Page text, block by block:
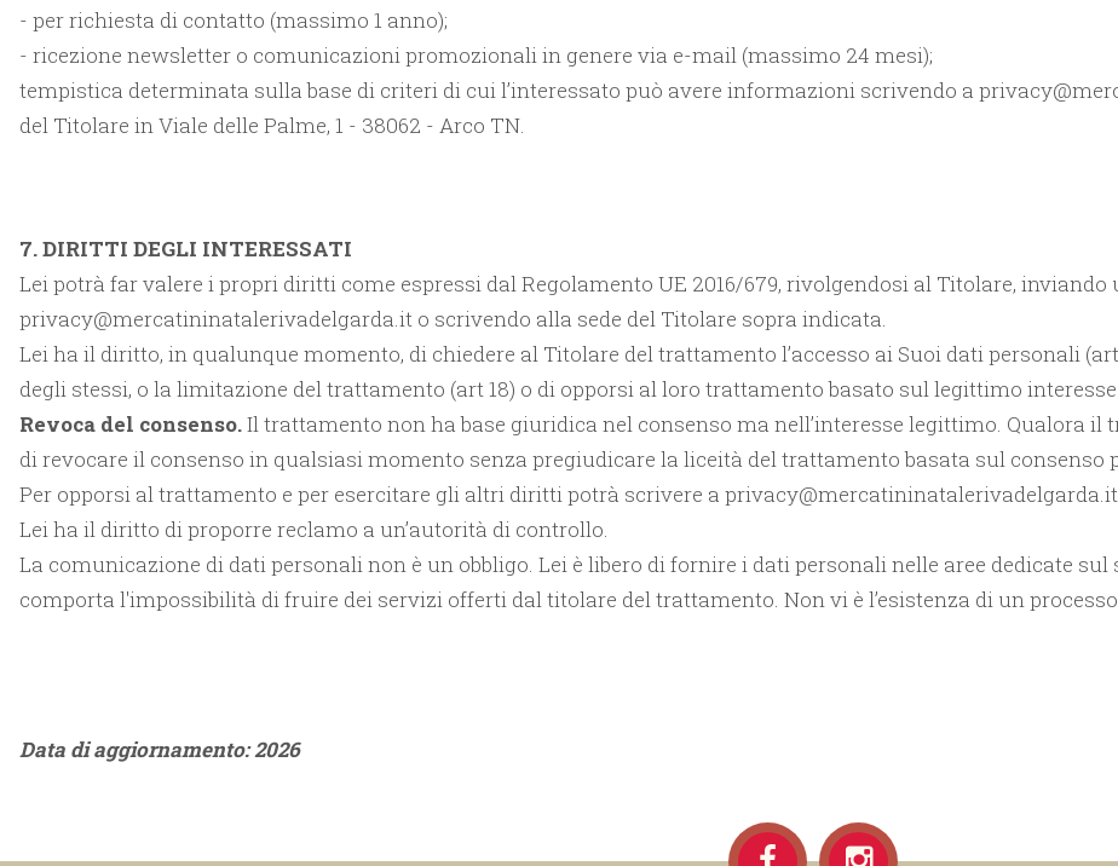
- per richiesta di contatto (massimo 1 anno);
- ricezione newsletter o comunicazioni promozionali in genere via e-mail (massimo 24 mesi);
tempistica determinata sulla base di criteri di cui l’interessato può avere informazioni scrivendo a
del Titolare in Viale delle Palme, 1 - 38062 - Arco TN.
7. DIRITTI DEGLI INTERESSATI
Lei potrà far valere i propri diritti come espressi dal Regolamento UE 2016/679, rivolgendosi al Titolare, inviando
privacy@mercatininatalerivadelgarda.it o scrivendo alla sede del Titolare sopra indicata.
Lei ha il diritto, in qualunque momento, di chiedere al Titolare del trattamento l’accesso ai Suoi dati personali
degli stessi, o la limitazione del trattamento (art 18) o di opporsi al loro trattamento basato sul legittimo interesse
Revoca del consenso.Il trattamento non ha base giuridica nel consenso ma nell’interesse legittimo. Qualora
di revocare il consenso in qualsiasi momento senza pregiudicare la liceità del trattamento basata sul consenso
Per opporsi al trattamento e per esercitare gli altri diritti potrà scrivere a
Lei ha il diritto di proporre reclamo a un’autorità di controllo.
La comunicazione di dati personali non è un obbligo. Lei è libero di fornire i dati personali nelle aree dedicate
comporta l'impossibilità di fruire dei servizi offerti dal titolare del trattamento. Non vi è l’esistenza di un
Data di aggiornamento: 2026